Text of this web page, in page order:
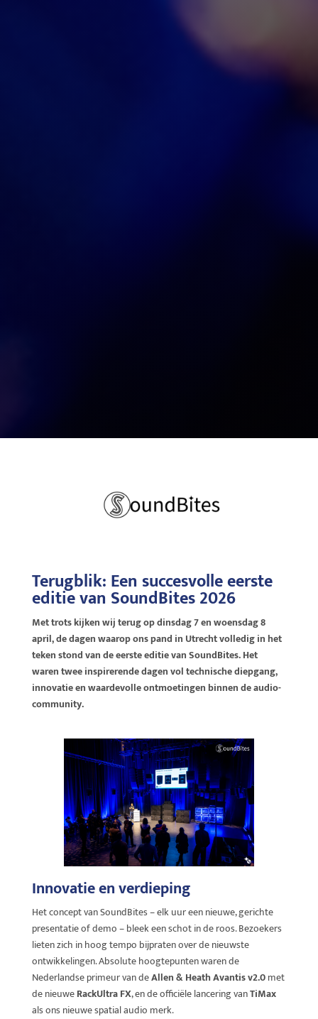
Terugblik: Een succesvolle eerste
editie van SoundBites 2026
Met trots kijken wij terug op dinsdag 7 en woensdag 8
april, de dagen waarop ons pand in Utrecht volledig in het
teken stond van de eerste editie van SoundBites. Het
waren twee inspirerende dagen vol technische diepgang,
innovatie en waardevolle ontmoetingen binnen de audio-
community.
Innovatie en verdieping
Het concept van SoundBites – elk uur een nieuwe, gerichte
presentatie of demo – bleek een schot in de roos. Bezoekers
lieten zich in hoog tempo bijpraten over de nieuwste
ontwikkelingen. Absolute hoogtepunten waren de
Nederlandse primeur van deAllen & Heath Avantis v2.0met
de nieuweRackUltra FX, en de officiële lancering vanTiMax
als ons nieuwe spatial audio merk.